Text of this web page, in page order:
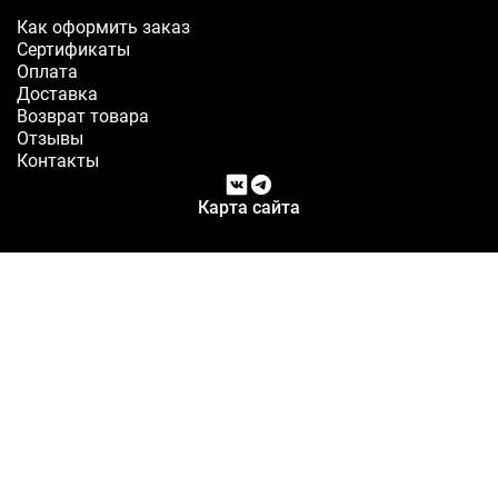
Как оформить заказ
Сертификаты
Оплата
Доставка
Возврат товара
Отзывы
Контакты
Карта сайта